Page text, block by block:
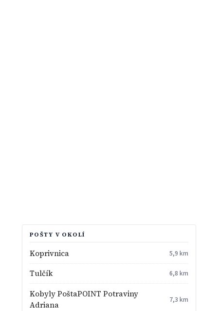
POŠTY V OKOLÍ
Koprivnica 5,9 km
Tulčík 6,8 km
Kobyly PoštaPOINT Potraviny
Adriana
7,3 km